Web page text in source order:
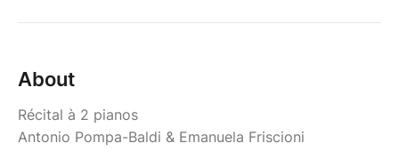
About
Récital à 2 pianos
Antonio Pompa-Baldi & Emanuela Friscioni